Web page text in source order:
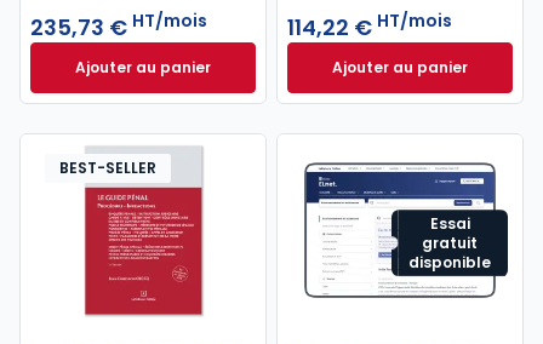
235,73 € HT/mois
Ajouter au panierELnet Sécurité et conditions de travail à 235,73 €
114,22 € HT/mois
Ajouter au panier
actuEL HSE à
BEST-SELLER
Essai
gratuit
disponible